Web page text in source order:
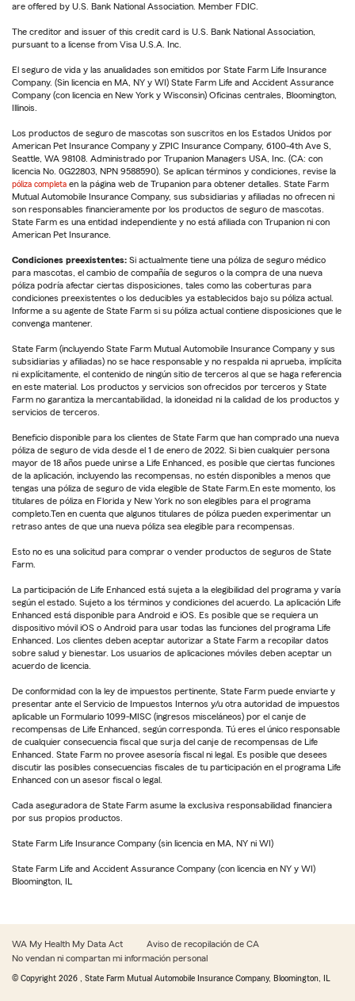
are offered by U.S. Bank National Association. Member FDIC.
The creditor and issuer of this credit card is U.S. Bank National Association,
pursuant to a license from Visa U.S.A. Inc.
El seguro de vida y las anualidades son emitidos por State Farm Life Insurance
Company. (Sin licencia en MA, NY y WI) State Farm Life and Accident Assurance
Company (con licencia en New York y Wisconsin) Oficinas centrales, Bloomington,
Illinois.
Los productos de seguro de mascotas son suscritos en los Estados Unidos por
American Pet Insurance Company y ZPIC Insurance Company, 6100-4th Ave S,
Seattle, WA 98108. Administrado por Trupanion Managers USA, Inc. (CA: con
licencia No. 0G22803, NPN 9588590). Se aplican términos y condiciones, revise la
póliza completa en la página web de Trupanion para obtener detalles. State Farm
Mutual Automobile Insurance Company, sus subsidiarias y afiliadas no ofrecen ni
son responsables financieramente por los productos de seguro de mascotas.
State Farm es una entidad independiente y no está afiliada con Trupanion ni con
American Pet Insurance.
Condiciones preexistentes: Si actualmente tiene una póliza de seguro médico
para mascotas, el cambio de compañía de seguros o la compra de una nueva
póliza podría afectar ciertas disposiciones, tales como las coberturas para
condiciones preexistentes o los deducibles ya establecidos bajo su póliza actual.
Informe a su agente de State Farm si su póliza actual contiene disposiciones que le
convenga mantener.
State Farm (incluyendo State Farm Mutual Automobile Insurance Company y sus
subsidiarias y afiliadas) no se hace responsable y no respalda ni aprueba, implícita
ni explícitamente, el contenido de ningún sitio de terceros al que se haga referencia
en este material. Los productos y servicios son ofrecidos por terceros y State
Farm no garantiza la mercantabilidad, la idoneidad ni la calidad de los productos y
servicios de terceros.
Beneficio disponible para los clientes de State Farm que han comprado una nueva
póliza de seguro de vida desde el 1 de enero de 2022. Si bien cualquier persona
mayor de 18 años puede unirse a Life Enhanced, es posible que ciertas funciones
de la aplicación, incluyendo las recompensas, no estén disponibles a menos que
tengas una póliza de seguro de vida elegible de State Farm.En este momento, los
titulares de póliza en Florida y New York no son elegibles para el programa
completo.Ten en cuenta que algunos titulares de póliza pueden experimentar un
retraso antes de que una nueva póliza sea elegible para recompensas.
Esto no es una solicitud para comprar o vender productos de seguros de State
Farm.
La participación de Life Enhanced está sujeta a la elegibilidad del programa y varía
según el estado. Sujeto a los términos y condiciones del acuerdo. La aplicación Life
Enhanced está disponible para Android e iOS. Es posible que se requiera un
dispositivo móvil iOS o Android para usar todas las funciones del programa Life
Enhanced. Los clientes deben aceptar autorizar a State Farm a recopilar datos
sobre salud y bienestar. Los usuarios de aplicaciones móviles deben aceptar un
acuerdo de licencia.
De conformidad con la ley de impuestos pertinente, State Farm puede enviarte y
presentar ante el Servicio de Impuestos Internos y/u otra autoridad de impuestos
aplicable un Formulario 1099-MISC (ingresos misceláneos) por el canje de
recompensas de Life Enhanced, según corresponda. Tú eres el único responsable
de cualquier consecuencia fiscal que surja del canje de recompensas de Life
Enhanced. State Farm no provee asesoría fiscal ni legal. Es posible que desees
discutir las posibles consecuencias fiscales de tu participación en el programa Life
Enhanced con un asesor fiscal o legal.
Cada aseguradora de State Farm asume la exclusiva responsabilidad financiera
por sus propios productos.
State Farm Life Insurance Company (sin licencia en MA, NY ni WI)
State Farm Life and Accident Assurance Company (con licencia en NY y WI)
Bloomington, IL
WA My Health My Data Act
Aviso de recopilación de CA
No vendan ni compartan mi información personal
© Copyright 2026 , State Farm Mutual Automobile Insurance Company, Bloomington, IL